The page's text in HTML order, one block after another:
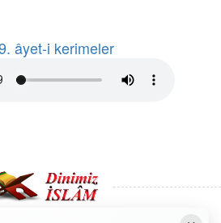
âyet-i kerimeler